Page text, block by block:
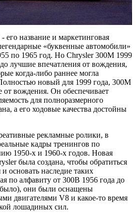
его название и маркетинговая
«буквенные автомобили»
по 1965 год. Но Chrysler 300M 1999
лучшие впечатления от вождения,
когда-либо раннее могла
новый для 1999 года, 300M
от вождения. Он обеспечивает
для полноразмерного
а его ходовые качества достойны
рекламные ролики, в
кадры тренингов по
1950-х и 1960-х годов. Новая
была создана, чтобы обратиться
основать наследие таких
по алфавиту от 300B 1956 года до
они были оснащены
двигателями V8 и какое-то время
лошадиных сил.